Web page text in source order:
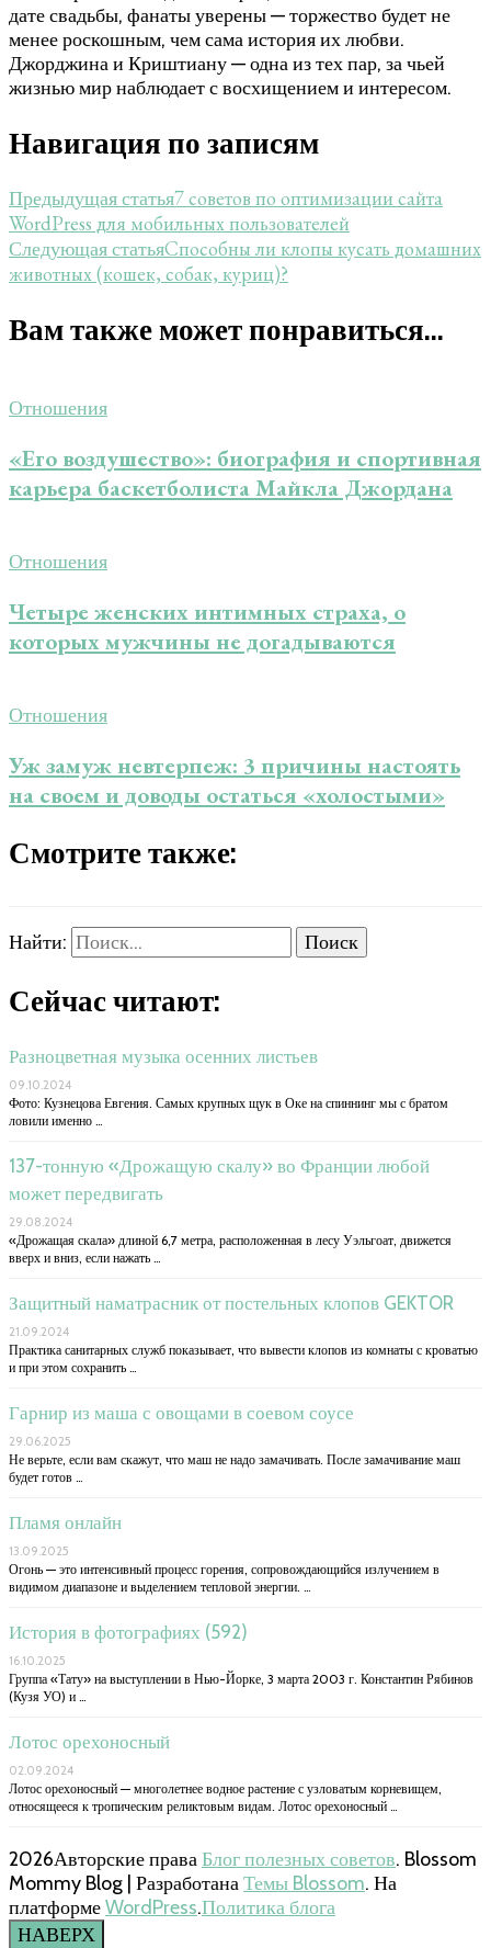
дате свадьбы, фанаты уверены — торжество будет не
менее роскошным, чем сама история их любви.
Джорджина и Криштиану — одна из тех пар, за чьей
жизнью мир наблюдает с восхищением и интересом.
Навигация по записям
Предыдущая статья7 советов по оптимизации сайта
WordPress для мобильных пользователей
Следующая статьяСпособны ли клопы кусать домашних
животных (кошек, собак, куриц)?
Вам также может понравиться...
Отношения
«Его воздушество»: биография и спортивная
карьера баскетболиста Майкла Джордана
Отношения
Четыре женских интимных страха, о
которых мужчины не догадываются
Отношения
Уж замуж невтерпеж: 3 причины настоять
на своем и доводы остаться «холостыми»
Смотрите также:
Найти:
Сейчас читают:
Разноцветная музыка осенних листьев
09.10.2024
Фото: Кузнецова Евгения. Самых крупных щук в Оке на спиннинг мы с братом
ловили именно …
137-тонную «Дрожащую скалу» во Франции любой
может передвигать
29.08.2024
«Дрожащая скала» длиной 6,7 метра, расположенная в лесу Уэльгоат, движется
вверх и вниз, если нажать …
Защитный наматрасник от постельных клопов GEKTOR
21.09.2024
Практика санитарных служб показывает, что вывести клопов из комнаты с кроватью
и при этом сохранить …
Гарнир из маша с овощами в соевом соусе
29.06.2025
Не верьте, если вам скажут, что маш не надо замачивать. После замачивание маш
будет готов …
Пламя онлайн
13.09.2025
Огонь — это интенсивный процесс горения, сопровождающийся излучением в
видимом диапазоне и выделением тепловой энергии. …
История в фотографиях (592)
16.10.2025
Группа «Тату» на выступлении в Нью-Йорке, 3 марта 2003 г. Константин Рябинов
(Кузя УО) и …
Лотос орехоносный
02.09.2024
Лотос орехоносный — многолетнее водное растение с узловатым корневищем,
относящееся к тропическим реликтовым видам. Лотос орехоносный …
2026Авторские праваБлог полезных советов. Blossom
Mommy Blog | РазработанаТемы Blossom. На
платформеWordPress.Политика блога
НАВЕРХ